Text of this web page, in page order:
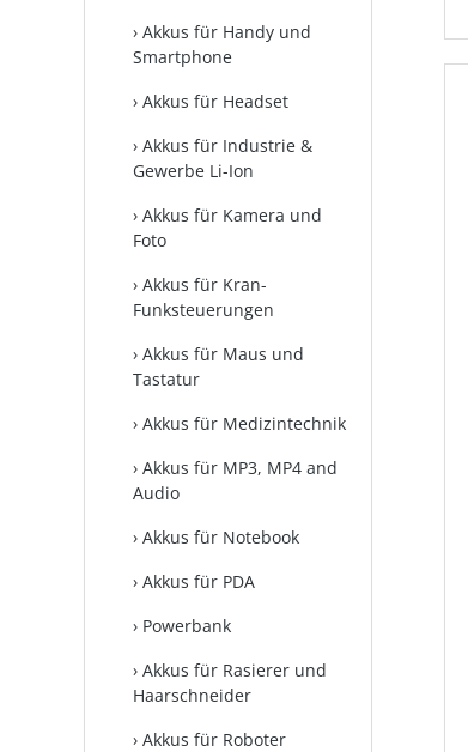
Akkus für Handy und
Smartphone
Akkus für Headset
Akkus für Industrie &
Gewerbe Li-Ion
Akkus für Kamera und
Foto
Akkus für Kran-
Funksteuerungen
Akkus für Maus und
Tastatur
Akkus für Medizintechnik
Akkus für MP3, MP4 and
Audio
Akkus für Notebook
Akkus für PDA
Powerbank
Akkus für Rasierer und
Haarschneider
Akkus für Roboter